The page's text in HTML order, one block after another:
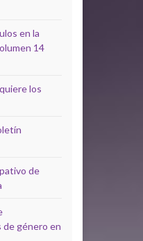
en la
14
los
de
de género en